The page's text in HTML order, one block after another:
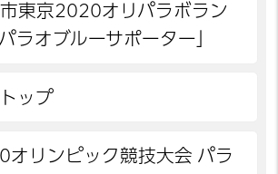
東京2020オリパラボラン
ラオブルーサポーター」
ップ
オリンピック競技大会 パラ